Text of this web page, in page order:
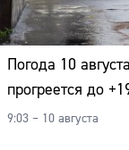
Погода 10
прогреется до
9:03 – 10 августа